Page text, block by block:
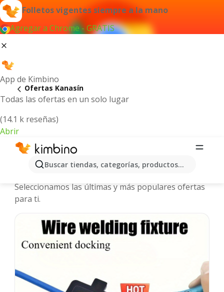
Folletos vigentes siempre a la mano
Agregar a Chrome - GRATIS
App de Kimbino
Todas las ofertas en un solo lugar
(14.1 k reseñas)
Abrir
Buscar tiendas, categorías, productos...
Ofertas Kanasín
Kanasín - Folletos y ofertas más
Seleccionamos las últimas y más populares ofertas
para ti.